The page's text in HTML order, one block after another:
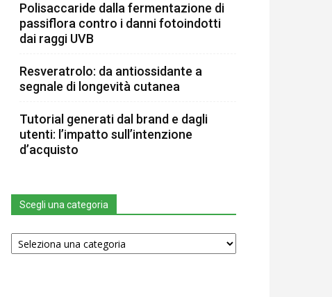
Polisaccaride dalla fermentazione di
passiflora contro i danni fotoindotti
dai raggi UVB
Resveratrolo: da antiossidante a
segnale di longevità cutanea
Tutorial generati dal brand e dagli
utenti: l’impatto sull’intenzione
d’acquisto
Scegli una categoria
Scegli
una